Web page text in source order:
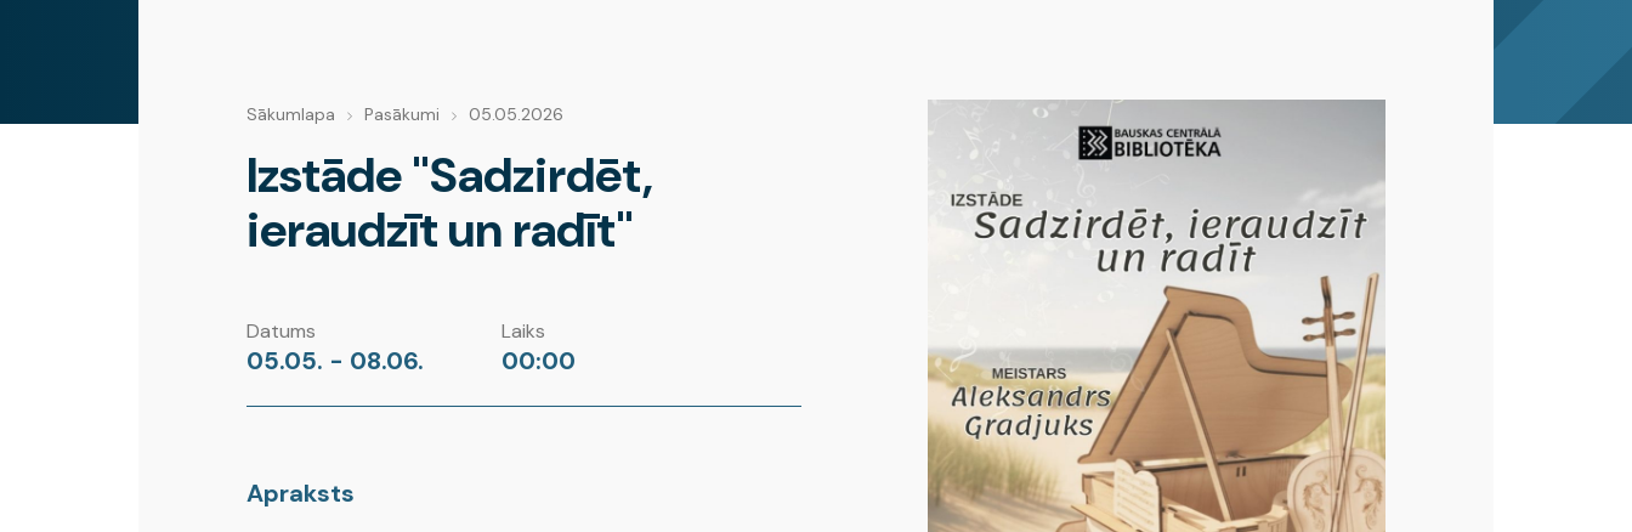
Sākumlapa Pasākumi 05.05.2026
Izstāde "Sadzirdēt,
ieraudzīt un radīt"
Datums
05.05. - 08.06.
Laiks
00:00
Apraksts